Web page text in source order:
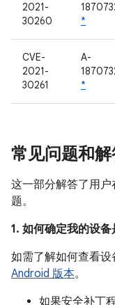
2021-
30260
*
CVE-
2021-
30261
A-
*
常见问题和
这一部分解答了用
题。
1. 如何确定我的设
如需了解如何查看
Android 版本。
如果安全补丁